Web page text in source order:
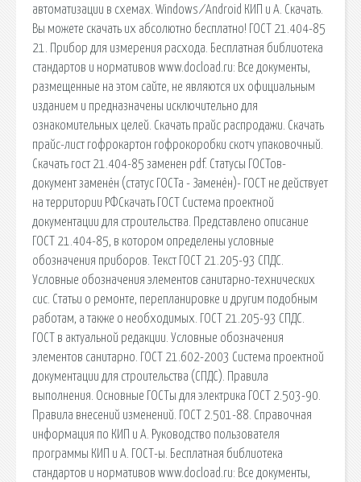
автоматизации в схемах. Windows ⁄ Android КИП и А. Скачать.
Вы можете скачать их абсолютно бесплатно! ГОСТ 21.404-85
21. Прибор для измерения расхода. Бесплатная библиотека
стандартов и нормативов www.docload.ru: Все документы,
размещенные на этом сайте, не являются их официальным
изданием и предназначены исключительно для
ознакомительных целей. Скачать прайс распродажи. Скачать
прайс-лист гофрокартон гофрокоробки скотч упаковочный.
Скачать гост 21.404-85 заменен pdf. Статусы ГОСТов-
документ заменён (статус ГОСТа - Заменён)- ГОСТ не действует
на территории РФСкачать ГОСТ Система проектной
документации для строительства. Представлено описание
ГОСТ 21.404-85, в котором определены условные
обозначения приборов. Текст ГОСТ 21.205-93 СПДС.
Условные обозначения элементов санитарно-технических
сис. Статьи о ремонте, перепланировке и другим подобным
работам, а также о необходимых. ГОСТ 21.205-93 СПДС.
ГОСТ в актуальной редакции. Условные обозначения
элементов санитарно. ГОСТ 21.602-2003 Система проектной
документации для строительства (СПДС). Правила
выполнения. Основные ГОСТы для электрика ГОСТ 2.503-90.
Правила внесений изменений. ГОСТ 2.501-88. Справочная
информация по КИП и А. Руководство пользователя
программы КИП и А. ГОСТ-ы. Бесплатная библиотека
стандартов и нормативов www.docload.ru: Все документы,